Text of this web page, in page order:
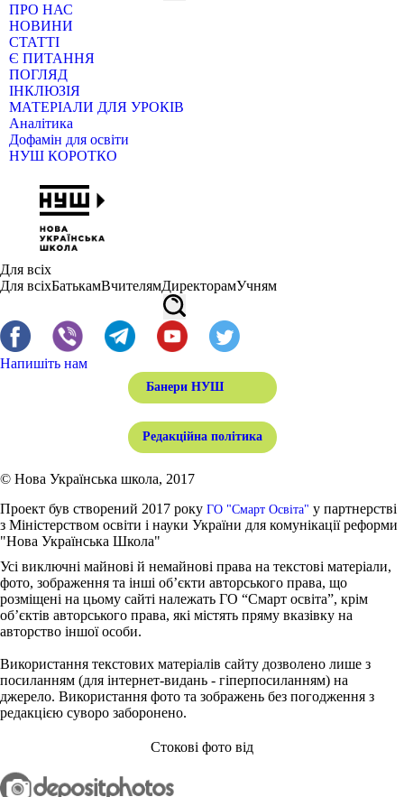
ПРО НАС
НОВИНИ
СТАТТІ
Є ПИТАННЯ
ПОГЛЯД
ІНКЛЮЗІЯ
МАТЕРІАЛИ ДЛЯ УРОКІВ
Аналітика
Дофамін для освіти
НУШ КОРОТКО
Для всіх
Для всіхБатькамВчителямДиректорамУчням
Напишіть нам
Банери НУШ
Редакційна політика
© Нова Українська школа, 2017
Проект був створений 2017 року ГО "Смарт Освіта" у партнерстві
з Міністерством освіти і науки України для комунікації реформи
"Нова Українська Школа"
Усі виключні майнові й немайнові права на текстові матеріали,
фото, зображення та інші об’єкти авторського права, що
розміщені на цьому сайті належать ГО “Смарт освіта”, крім
об’єктів авторського права, які містять пряму вказівку на
авторство іншої особи.
Використання текстових матеріалів сайту дозволено лише з
посиланням (для інтернет-видань - гіперпосиланням) на
джерело. Використання фото та зображень без погодження з
редакцією суворо заборонено.
Стокові фото від